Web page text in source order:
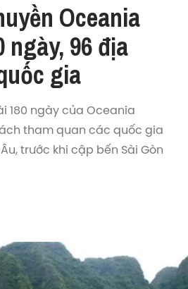
Oceania
ngày, 96 địa
gia
180 ngày của Oceania
tham quan các quốc gia
trước khi cập bến Sài Gòn